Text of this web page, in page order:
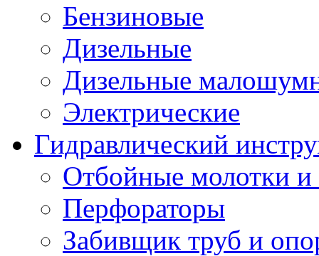
Бензиновые
Дизельные
Дизельные
Электрические
Гидравлический
Отбойные молотки
Перфораторы
Забивщик труб и